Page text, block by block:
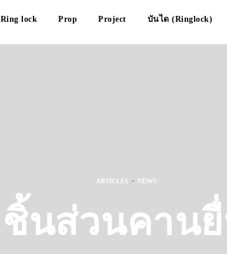
Ring lock Prop Project บันได (Ringlock)
ARTICLES · NEWS
ชิ้นส่วนคาน